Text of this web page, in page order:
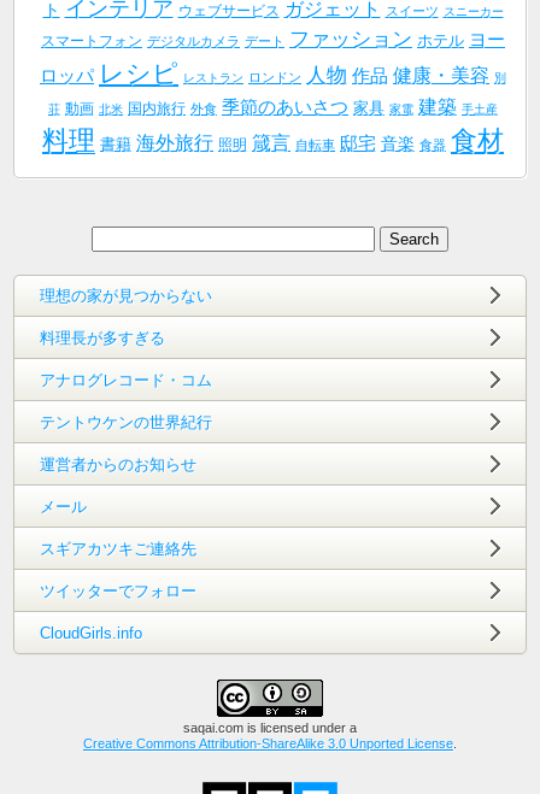
ト インテリア ウェブサービス ガジェット スイーツ スニーカー
スマートフォン デジタルカメラ デート ファッション ホテル ヨー
ロッパ レシピ レストラン ロンドン 人物 作品 健康・美容 別
荘 動画 北米 国内旅行 外食 季節のあいさつ 家具 家電 建築 手土産
料理 書籍 海外旅行 照明 箴言 自転車 邸宅 音楽 食器 食材
理想の家が見つからない
料理長が多すぎる
アナログレコード・コム
テントウケンの世界紀行
運営者からのお知らせ
メール
スギアカツキご連絡先
ツイッターでフォロー
CloudGirls.info
saqai.com is licensed under a
Creative Commons Attribution-ShareAlike 3.0 Unported License